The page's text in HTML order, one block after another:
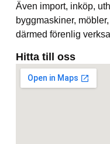
Även import, inköp,
byggmaskiner,
därmed förenlig
Hitta till oss